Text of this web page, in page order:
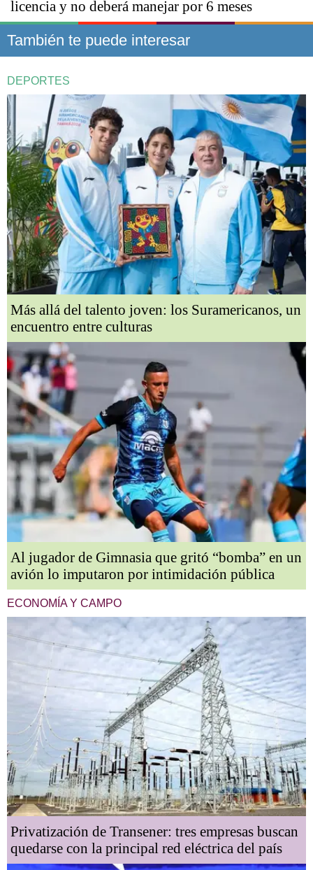
licencia y no deberá manejar por 6 meses
También te puede interesar
DEPORTES
Más allá del talento joven: los Suramericanos, un
encuentro entre culturas
Al jugador de Gimnasia que gritó “bomba” en un
avión lo imputaron por intimidación pública
ECONOMÍA Y CAMPO
Privatización de Transener: tres empresas buscan
quedarse con la principal red eléctrica del país